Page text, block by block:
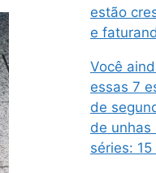
estão
e
Você
essas 7
de
de unhas
séries: